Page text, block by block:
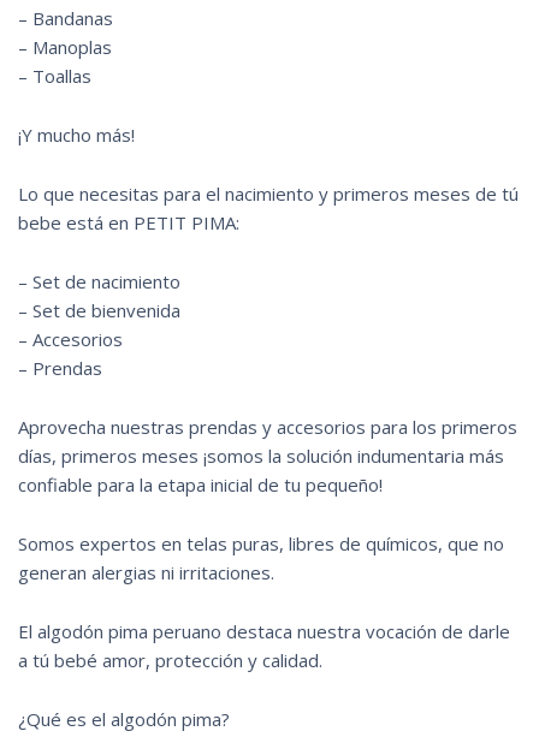
– Bandanas
– Manoplas
– Toallas
¡Y mucho más!
Lo que necesitas para el nacimiento y primeros meses de tú
bebe está en PETIT PIMA:
– Set de nacimiento
– Set de bienvenida
– Accesorios
– Prendas
Aprovecha nuestras prendas y accesorios para los primeros
días, primeros meses ¡somos la solución indumentaria más
confiable para la etapa inicial de tu pequeño!
Somos expertos en telas puras, libres de químicos, que no
generan alergias ni irritaciones.
El algodón pima peruano destaca nuestra vocación de darle
a tú bebé amor, protección y calidad.
¿Qué es el algodón pima?